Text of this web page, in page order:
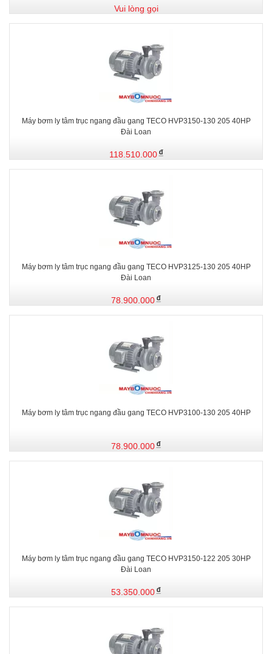
Vui lòng gọi
Máy bơm ly tâm trục ngang đầu gang TECO HVP3150-130 205 40HP
Đài Loan
118.510.000
Máy bơm ly tâm trục ngang đầu gang TECO HVP3125-130 205 40HP
Đài Loan
78.900.000
Máy bơm ly tâm trục ngang đầu gang TECO HVP3100-130 205 40HP
78.900.000
Máy bơm ly tâm trục ngang đầu gang TECO HVP3150-122 205 30HP
Đài Loan
53.350.000